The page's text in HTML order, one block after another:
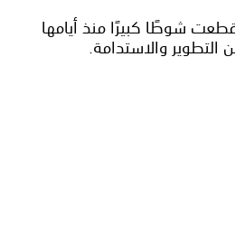
قطعت شوطًا كبيرًا منذ أيامها
التطوير والاستدامة.